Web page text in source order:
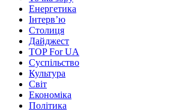
Енергетика
Інтерв’ю
Столиця
Дайджест
TOP For UA
Суспiльство
Культура
Світ
Економіка
Політика